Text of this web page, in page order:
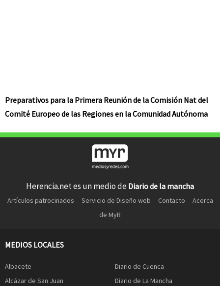
Preparativos para la Primera Reunión de la Comisión Nat del
Comité Europeo de las Regiones en la Comunidad Autónoma
Herencia.net es un medio de Diario de la mancha
Artículos patrocinados Servicio de Diseño web Contacto
Acerca
de MyR
MEDIOS LOCALES
Albacete
Alcázar de San Juan
Diario de Cuenca
Diario de La Mancha